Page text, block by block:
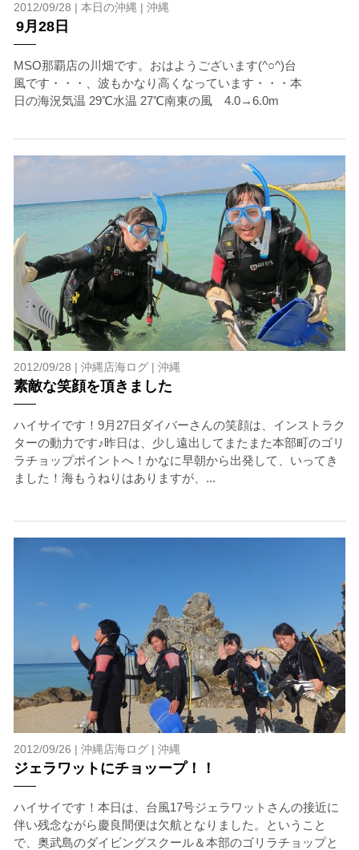
2012/09/28 | 本日の沖縄 | 沖縄
9月28日
MSO那覇店の川畑です。おはようございます(^○^)台
風です・・・、波もかなり高くなっています・・・本
日の海況気温 29℃水温 27℃南東の風 4.0→6.0m
2012/09/28 | 沖縄店海ログ| 沖縄
素敵な笑顔を頂きました
ハイサイです！9月27日ダイバーさんの笑顔は、インストラク
ターの動力です♪昨日は、少し遠出してまたまた本部町のゴリ
ラチョップポイントへ！かなに早朝から出発して、いってき
ました！海もうねりはありますが、...
2012/09/26 | 沖縄店海ログ| 沖縄
ジェラワットにチョッープ！！
ハイサイです！本日は、台風17号ジェラワットさんの接近に
伴い残念ながら慶良間便は欠航となりました。ということ
で、奥武島のダイビングスクール＆本部のゴリラチョップと